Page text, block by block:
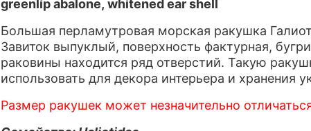
greenlip abalone, whitened ear shell
Большая перламутровая морская ракушка
Завиток выпуклый, поверхность фактурная,
раковины находится ряд отверстий. Такую
использовать для декора интерьера и хранения
Размер ракушек может незначительно